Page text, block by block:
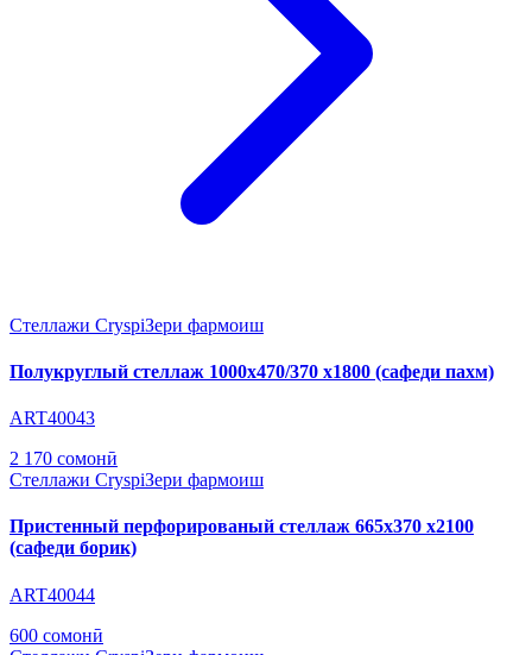
Стеллажи CryspiЗери фармоиш
Полукруглый стеллаж 1000х470/370 х1800 (сафеди пахм)
ART40043
2 170 сомонӣ
Стеллажи CryspiЗери фармоиш
Пристенный перфорированый стеллаж 665х370 х2100
(сафеди борик)
ART40044
600 сомонӣ